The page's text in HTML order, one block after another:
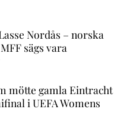
Nordås – norska
sägs vara
mötte gamla Eintracht
i UEFA Womens